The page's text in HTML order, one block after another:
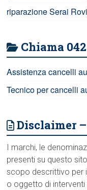
riparazione Serai
Chiama
Assistenza cancelli
Tecnico per cancelli
Disclaimer
I marchi, le
presenti su questo
scopo descrittivo per
o oggetto di interventi